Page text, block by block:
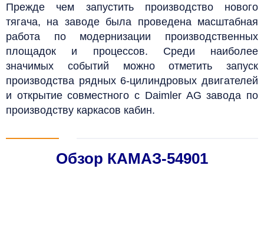
Прежде чем запустить производство нового
тягача, на заводе была проведена масштабная
работа по модернизации производственных
площадок и процессов. Среди наиболее
значимых событий можно отметить запуск
производства рядных 6-цилиндровых двигателей
и открытие совместного с Daimler AG завода по
производству каркасов кабин.
Обзор КАМАЗ-54901